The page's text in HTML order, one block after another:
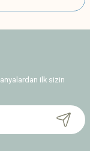
ilk sizin